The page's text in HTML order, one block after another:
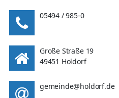
05494 / 985-0
Große Straße 19
49451 Holdorf
gemeinde@holdorf.de